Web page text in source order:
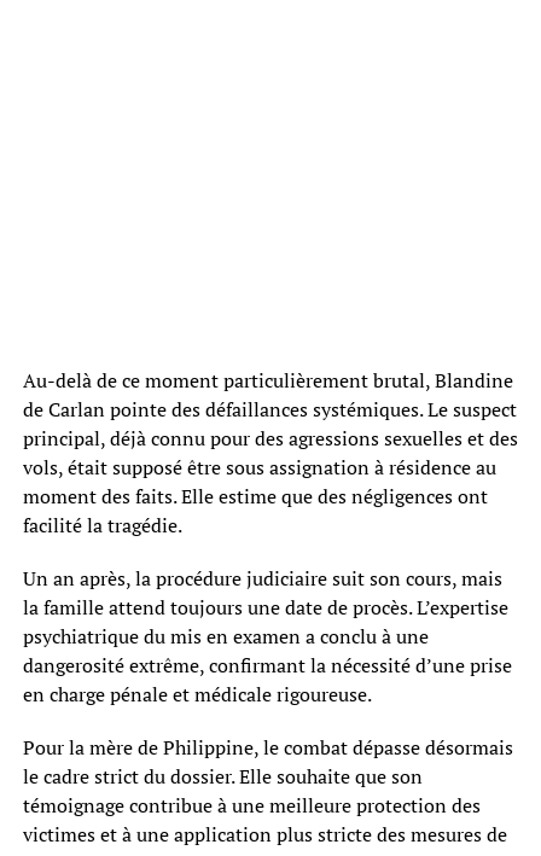
Au-delà de ce moment particulièrement brutal, Blandine
de Carlan pointe des défaillances systémiques. Le suspect
principal, déjà connu pour des agressions sexuelles et des
vols, était supposé être sous assignation à résidence au
moment des faits. Elle estime que des négligences ont
facilité la tragédie.
Un an après, la procédure judiciaire suit son cours, mais
la famille attend toujours une date de procès. L’expertise
psychiatrique du mis en examen a conclu à une
dangerosité extrême, confirmant la nécessité d’une prise
en charge pénale et médicale rigoureuse.
Pour la mère de Philippine, le combat dépasse désormais
le cadre strict du dossier. Elle souhaite que son
témoignage contribue à une meilleure protection des
victimes et à une application plus stricte des mesures de